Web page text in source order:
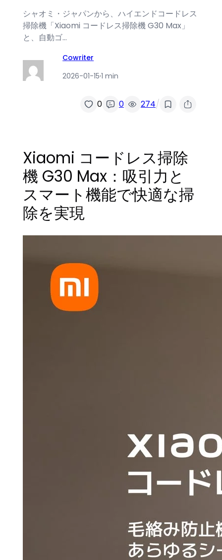
シャオミ・ジャパンから、ハイエンドコードレス
掃除機「Xiaomi コードレス掃除機 G30 Max」
と、自動ゴ…
Cowriter
2026-01-15·1 min
0 0 274/
Xiaomi コードレス掃除
機 G30 Max：吸引力と
スマート機能で快適な掃
除を実現